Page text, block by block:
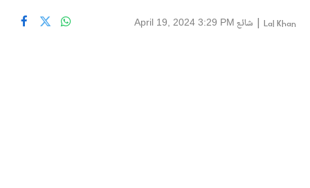
Lal Khan
| شائع April 19, 2024 3:29 PM